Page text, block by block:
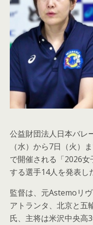
公益財団法人日本バレ
（水）から7日（火）
で開催される「2026
する選手14人を発表し
監督は、元Astemoリ
アトランタ、北京と五
氏、主将は米沢中央高